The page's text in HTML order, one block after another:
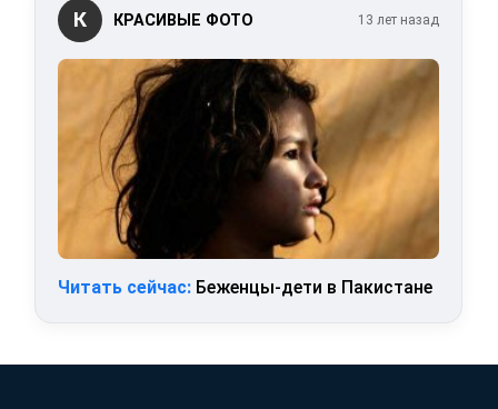
К КРАСИВЫЕ ФОТО 13 лет назад
Читать сейчас: Беженцы-дети в Пакистане